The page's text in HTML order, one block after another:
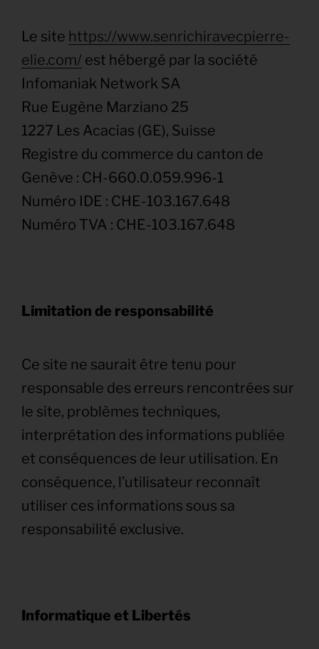
Le site https://www.senrichiravecpierre-
elie.com/ est hébergé par la société
Infomaniak Network SA
Rue Eugène Marziano 25
1227 Les Acacias (GE), Suisse
Registre du commerce du canton de
Genève : CH-660.0.059.996-1
Numéro IDE : CHE-103.167.648
Numéro TVA : CHE-103.167.648
Limitation de responsabilité
Ce site ne saurait être tenu pour
responsable des erreurs rencontrées sur
le site, problèmes techniques,
interprétation des informations publiée
et conséquences de leur utilisation. En
conséquence, l’utilisateur reconnaît
utiliser ces informations sous sa
responsabilité exclusive.
Informatique et Libertés